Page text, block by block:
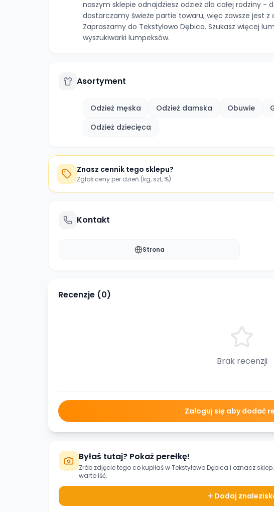
naszym sklepie odnajdziesz odzież dla całej rodziny -
dostarczamy świeże partie towaru, więc zawsze jest z
Zapraszamy do Tekstylowo Dębica. Szukasz więcej
wyszukiwarki lumpeksów.
Asortyment
Odzież męska Odzież damska Obuwie
Odzież dziecięca
Znasz cennik tego sklepu?
Zgłoś ceny per dzień (kg, szt, %)
Kontakt
Strona
Recenzje (0)
Brak recenzji
Zaloguj się aby dodać
Byłaś tutaj? Pokaż perełkę!
Zrób zdjęcie tego co kupiłaś wTekstylowo Dębica i oznacz
warto iść.
Dodaj